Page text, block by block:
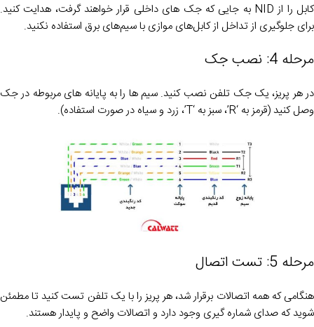
کابل را از NID به جایی که جک های داخلی قرار خواهند گرفت، هدایت کنید.
برای جلوگیری از تداخل از کابل‌های موازی با سیم‌های برق استفاده نکنید.
مرحله 4: نصب جک
در هر پریز، یک جک تلفن نصب کنید. سیم ها را به پایانه های مربوطه در جک
وصل کنید (قرمز به ‘R’، سبز به ‘T’، زرد و سیاه در صورت استفاده).
مرحله 5: تست اتصال
هنگامی که همه اتصالات برقرار شد، هر پریز را با یک تلفن تست کنید تا مطمئن
شوید که صدای شماره گیری وجود دارد و اتصالات واضح و پایدار هستند.